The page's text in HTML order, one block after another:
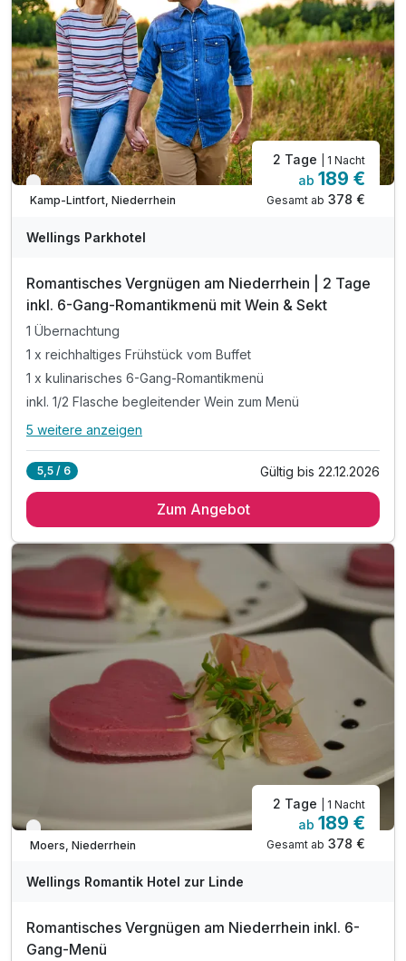
Verfügbar bis Dezember
Kamp-Lintfort, Niederrhein
2 Tage | 1 Nacht
ab 189 €
Gesamt ab 378 €
Wellings Parkhotel
Romantisches Vergnügen am Niederrhein | 2 Tage
inkl. 6-Gang-Romantikmenü mit Wein & Sekt
1 Übernachtung
1 x reichhaltiges Frühstück vom Buffet
1 x kulinarisches 6-Gang-Romantikmenü
inkl. 1/2 Flasche begleitender Wein zum Menü
Alle Inklusivleistungen
1 x reichhaltiges Frühstück vom Buffet
inkl. 1/2 Flasche begleitender Wein zum Menü
1 x Aperitif als Begrüßungsdrink
1 x Flasche Riesling Sekt auf dem Zimmer
inkl. Nutzung des Wellnessbereichs
inkl. Parkplatz
5 weitere anzeigen
5,5 / 6 Gültig bis 22.12.2026
Zum Angebot
Verfügbar bis Dezember
Moers, Niederrhein
2 Tage | 1 Nacht
ab 189 €
Gesamt ab 378 €
Wellings Romantik Hotel zur Linde
Romantisches Vergnügen am Niederrhein inkl. 6-
Gang-Menü